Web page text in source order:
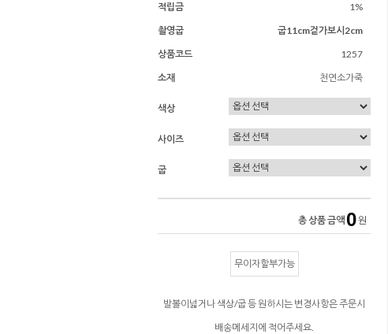
적립금
1%
촬영굽
굽11cm겉가보시2cm
상품코드
1257
소재
천연소가죽
색상
사이즈
굽
총 상품 금액 0 원
무이자할부가능
발볼이넓거나 색상/굽 등 원하시는 변경사항은 주문시
배송메세지에 적어주세요.